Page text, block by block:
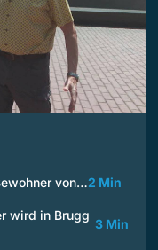
von…2 Min
wird in Brugg
3 Min